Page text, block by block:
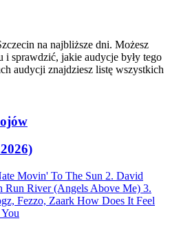
na najbliższe dni. Możesz
i sprawdzić, jakie audycje były tego
audycji znajdziesz listę wszystkich
Movin' To The Sun 2. David
Run River (Angels Above Me) 3.
Fezzo, Zaark How Does It Feel